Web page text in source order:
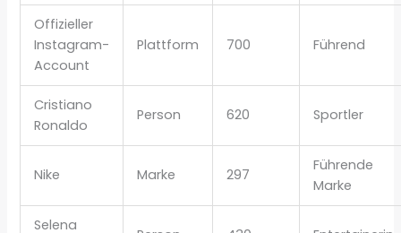
Offizieller
Instagram-
Account
Plattform 700 Führend
Cristiano
Ronaldo
Person 620 Sportler
Nike Marke 297
Führende
Marke
Selena